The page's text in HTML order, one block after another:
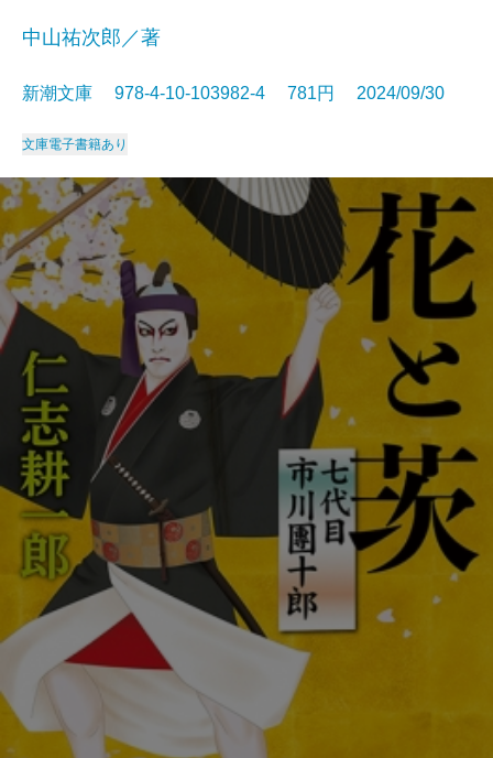
中山祐次郎／著
新潮文庫 978-4-10-103982-4 781円 2024/09/30
文庫電子書籍あり